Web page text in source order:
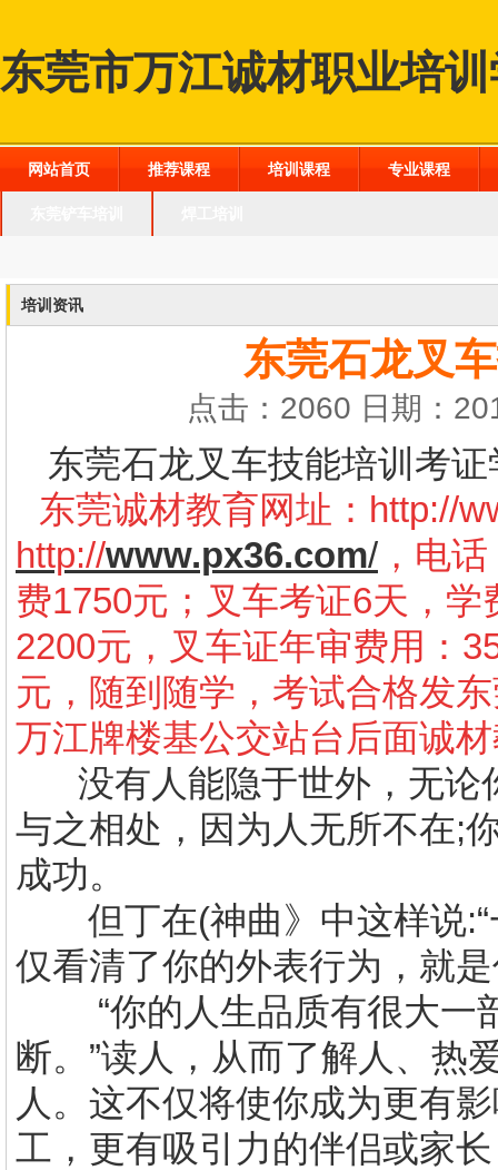
东莞市万江诚材职业培
网站首页 推荐课程 培训课程 专业课程
培训资讯
东莞石龙叉
点击：2060 日期：
东莞石龙叉车技能培训考
东莞诚材教育网址： http://
http://www.px36.com/ ，电
费1750元；叉车考证6天，
2200元，叉车证年审费用：
元，随到随学，考试合格发
万江牌楼基公交站台后面诚
没有人能隐于世外，无
与之相处，因为人无所不在;
成功。
但丁在(神曲》中这样说:
仅看清了你的外表行为，就
“你的人生品质有很大
断。”读人，从而了解人、热
人。这不仅将使你成为更有
工，更有吸引力的伴侣或家